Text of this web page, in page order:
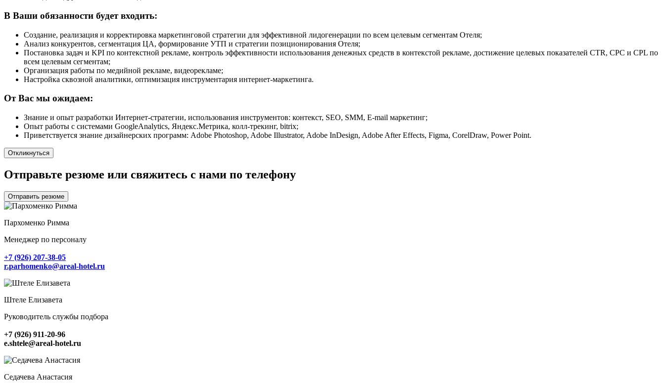
В Ваши обязанности будет входить:
Создание, реализация и корректировка маркетинговой стратегии для эффективной лидогенерации по всем целевым сегментам Отеля;
Анализ конкурентов, сегментация ЦА, формирование УТП и стратегии позиционирования Отеля;
Постановка задач и KPI по контекстной рекламе, контроль эффективности использования денежных средств в контекстой рекламе, достижение целевых показателей CTR, CPC и СPL по
всем целевым сегментам;
Организация работы по медийной рекламе, видеорекламе;
Настройка сквозной аналитики, оптимизация инструментария интернет-маркетинга.
От Вас мы ожидаем:
Знание и опыт разработки Интернет-стратегии, использования инструментов: контекст, SEO, SMM, E-mail маркетинг;
Опыт работы с системами GoogleAnalytics, Яндекс.Метрика, колл-трекинг, bitrix;
Приветствуется знание дизайнерских программ: Adobe Photoshop, Adobe Illustrator, Adobe InDesign, Adobe After Effects, Figma, CorelDraw, Power Рoint.
Откликнуться
Отправьте резюме или свяжитесь с нами по телефону
Отправить резюме
Пархоменко Римма
Менеджер по персоналу
+7 (926) 207-38-05
r.parhomenko@areal-hotel.ru
Штеле Елизавета
Руководитель службы подбора
+7 (926) 911-20-96
e.shtele@areal-hotel.ru
Седачева Анастасия